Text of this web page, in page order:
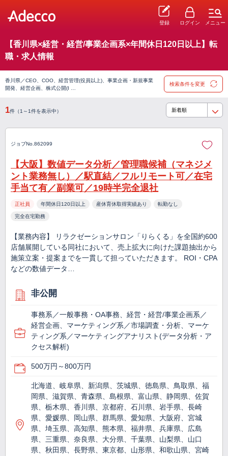
登録 ログイン メニュー
【香川県×経営・経営/事業企画系×年間休日120日以上】転
職・求人情報
香川県／CEO、COO、経営管理(役員以上)、事業企画・新規事業
開発、経営企画、株式公開(I …
検索条件を変更
1件（1～1件を表示中）
ジョブNo.862099
【大阪】数値データ分析／管理職候補（マネジメ
ント業務無し）／駅直結／フルリモート可／在宅
手当て有／副業可／19時半完全退社
正社員 年間休日120日以上 産休育休取得実績あり 転勤なし
完全在宅勤務
【業務内容】 リラクゼーションサロン「りらくる」を全国約600
店舗展開している同社において、売上拡大に向けた課題抽出から
施策立案・提案までを一貫して担っていただきます。 ROI・CPA
などの数値データ…
非公開
事務系／一般事務・OA事務、経営・経営/事業企画系／
経営企画、マーケティング系／市場調査・分析、マーケ
ティング系／マーケティングアナリスト(データ分析・ア
クセス解析)
500万円～800万円
北海道、岐阜県、新潟県、茨城県、徳島県、鳥取県、福
岡県、滋賀県、青森県、島根県、富山県、静岡県、佐賀
県、栃木県、香川県、京都府、石川県、岩手県、長崎
県、愛媛県、岡山県、群馬県、愛知県、大阪府、宮城
県、埼玉県、高知県、熊本県、福井県、兵庫県、広島
県、三重県、奈良県、大分県、千葉県、山梨県、山口
県、秋田県、長野県、東京都、山形県、和歌山県、宮崎